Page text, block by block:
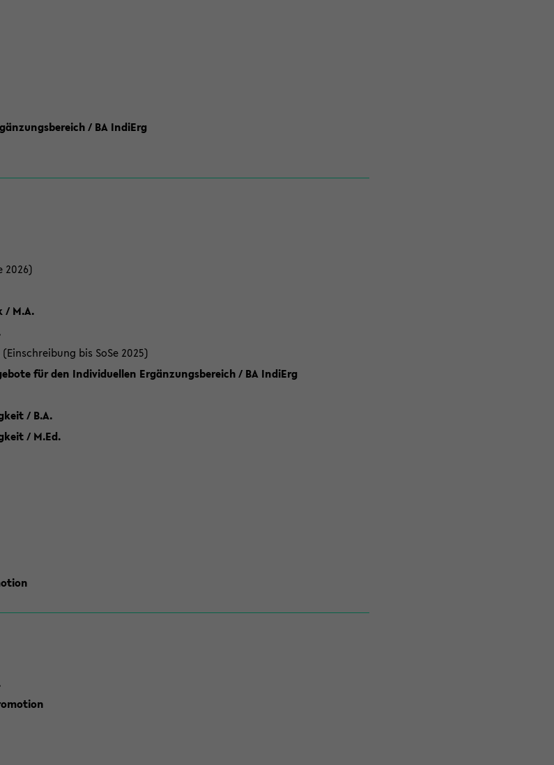
/ BA IndiErg
2026)
/ M.A.
bis SoSe 2025)
für den Individuellen Ergänzungsbereich / BA IndiErg
/ B.A.
/ M.Ed.